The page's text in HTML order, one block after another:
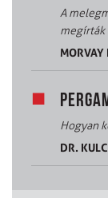
A
megírták
MORVAY
Hogyan
DR.